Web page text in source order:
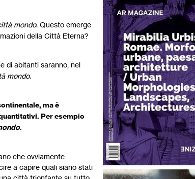
mondo. Questo emerge
della Città Eterna?
di abitanti saranno, nel
mondo.
ma è
Per esempio
.
che ovviamente
a capire quali siano stati